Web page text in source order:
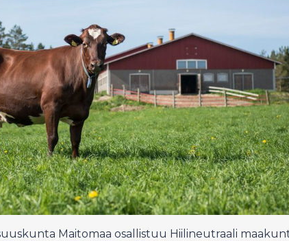
Maitomaa osallistuu Hiilineutraali